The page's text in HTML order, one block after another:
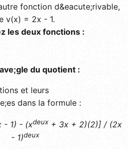
fonction d&eacute;rivable,
v(x) = 2x - 1.
les deux fonctions :
du quotient :
et leurs
dans la formule :
- 1) - (xdeux + 3x + 2)(2)] / (2x
- 1)deux